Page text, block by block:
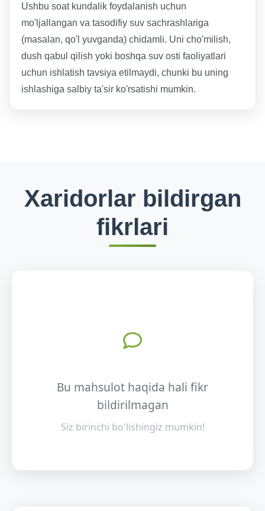
Ushbu soat kundalik foydalanish uchun
mo'ljallangan va tasodifiy suv sachrashlariga
(masalan, qo'l yuvganda) chidamli. Uni cho'milish,
dush qabul qilish yoki boshqa suv osti faoliyatlari
uchun ishlatish tavsiya etilmaydi, chunki bu uning
ishlashiga salbiy ta'sir ko'rsatishi mumkin.
Xaridorlar bildirgan
fikrlari
Bu mahsulot haqida hali fikr
bildirilmagan
Siz birinchi bo'lishingiz mumkin!